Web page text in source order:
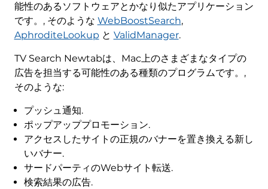
能性のあるソフトウェアとかなり似たアプリケーション
です。, そのような WebBoostSearch,
AphroditeLookup と ValidManager.
TV Search Newtabは、Mac上のさまざまなタイプの
広告を担当する可能性のある種類のプログラムです。,
そのような:
プッシュ通知.
ポップアッププロモーション.
アクセスしたサイトの正規のバナーを置き換える新し
いバナー.
サードパーティのWebサイト転送.
検索結果の広告.